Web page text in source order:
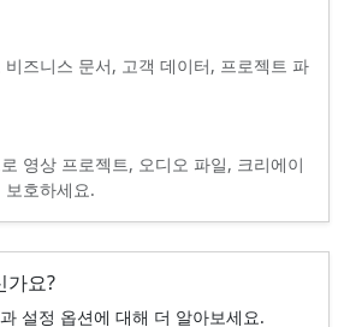
즈니스 문서, 고객 데이터, 프로젝트 파
영상 프로젝트, 오디오 파일, 크리에이
보호하세요.
가요?
설정 옵션에 대해 더 알아보세요.